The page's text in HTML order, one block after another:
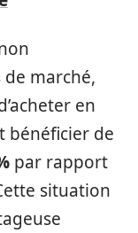
marché,
en
bénéficier de
par rapport
situation